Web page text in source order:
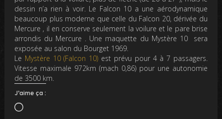
dessin n’a rien à voir. Le Falcon 10 a une aérodynamique
beaucoup plus moderne que celle du Falcon 20, dérivée du
Mercure , il en conserve seulement la voilure et le pare brise
arrondis du Mercure . Une maquette du Mystère 10 sera
exposée au salon du Bourget 1969.
Le Mystère 10 (Falcon 10) est prévu pour 4 à 7 passagers.
Vitesse maximale 972km (mach 0,86) pour une autonomie
de 3500 km.
J’aime ça :
Chargement…